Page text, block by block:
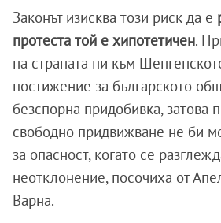
Законът изисква този риск да е
протеста той е хипотетичен.
на страната ни към
постижение за българското
безспорна придобивка, затова
свободно придвижване не би
за опасност, когато се
неотклонение, посочиха от
Варна.